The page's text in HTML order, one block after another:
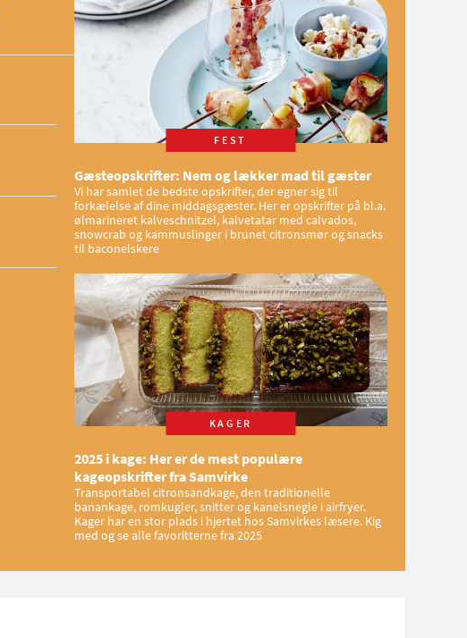
FEST
Gæsteopskrifter: Nem og lækker mad til gæster
Vi har samlet de bedste opskrifter, der egner sig til
forkælelse af dine middagsgæster. Her er opskrifter på bl.a.
ølmarineret kalveschnitzel, kalvetatar med calvados,
snowcrab og kammuslinger i brunet citronsmør og snacks
til baconelskere
KAGER
2025 i kage: Her er de mest populære
kageopskrifter fra Samvirke
Transportabel citronsandkage, den traditionelle
banankage, romkugler, snitter og kanelsnegle i airfryer.
Kager har en stor plads i hjertet hos Samvirkes læsere. Kig
med og se alle favoritterne fra 2025